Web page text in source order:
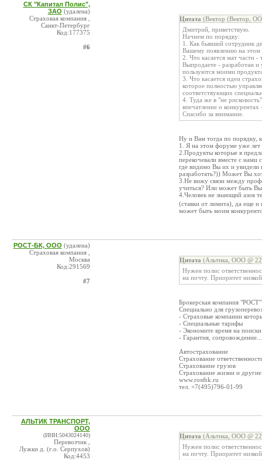
СК "Капитал Полис",
ЗАО (удалена)
Страховая компания ,
Санкт-Петербург
Код:177375
#6
Цитата (Вектор (Вектор,
Дмитрий, приветствую.
Начнем по порядку:
1. Как бывший сотрудник
Вашему появлению на этом
2. Что касается мат части
Выпродаете - разработан
пользуются моими
3. Что касается идеи
которое полностью
соответствующих
4. Туда же в "не
впечатление о
Спасибо за внимание.
Ну и Вам тогда по порядку,
1. Я на этом форуме уже лет
2.Продукты которые я
перекочевали вместе с
где видимо Вы их и увидели
разработать?)) Может Вы
3.Не вижу связи между
учиться? Или может быть
4.Человек не знающий азов
(ставки от лимита), да еще и
может быть моим
РОСТ-БК, ООО (удалена)
Страховая компания ,
Москва
Код:291569
#7
Цитата (Альтика, ООО @
Нужен полис
на почту. Приоритет
Брокерская компания "РОСТ"
Специально для
- Страховые компании
- Специальные тарифы
- Экономите время на поиски
- Гарантия, сопровождение...
Автострахование
Страхование
Страхование грузов
Страхование жизни и
www.rostbk.ru
тел. +7(495)796-01-99
АЛЬТИК ТРАНСПОРТ,
ООО
(ИНН:5043024140)
Перевозчик ,
Лужки д. (г.о. Серпухов)
Код:4453
Цитата (Альтика, ООО @
Нужен полис
на почту. Приоритет